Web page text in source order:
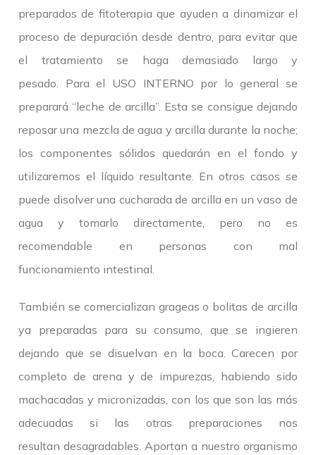
preparados de fitoterapia que ayuden a dinamizar el
proceso de depuración desde dentro, para evitar que
el tratamiento se haga demasiado largo y
pesado. Para el USO INTERNO por lo general se
preparará “leche de arcilla”. Esta se consigue dejando
reposar una mezcla de agua y arcilla durante la noche;
los componentes sólidos quedarán en el fondo y
utilizaremos el líquido resultante. En otros casos se
puede disolver una cucharada de arcilla en un vaso de
agua y tomarlo directamente, pero no es
recomendable en personas con mal
funcionamiento intestinal.
También se comercializan grageas o bolitas de arcilla
ya preparadas para su consumo, que se ingieren
dejando que se disuelvan en la boca. Carecen por
completo de arena y de impurezas, habiendo sido
machacadas y micronizadas, con los que son las más
adecuadas si las otras preparaciones nos
resultan desagradables. Aportan a nuestro organismo